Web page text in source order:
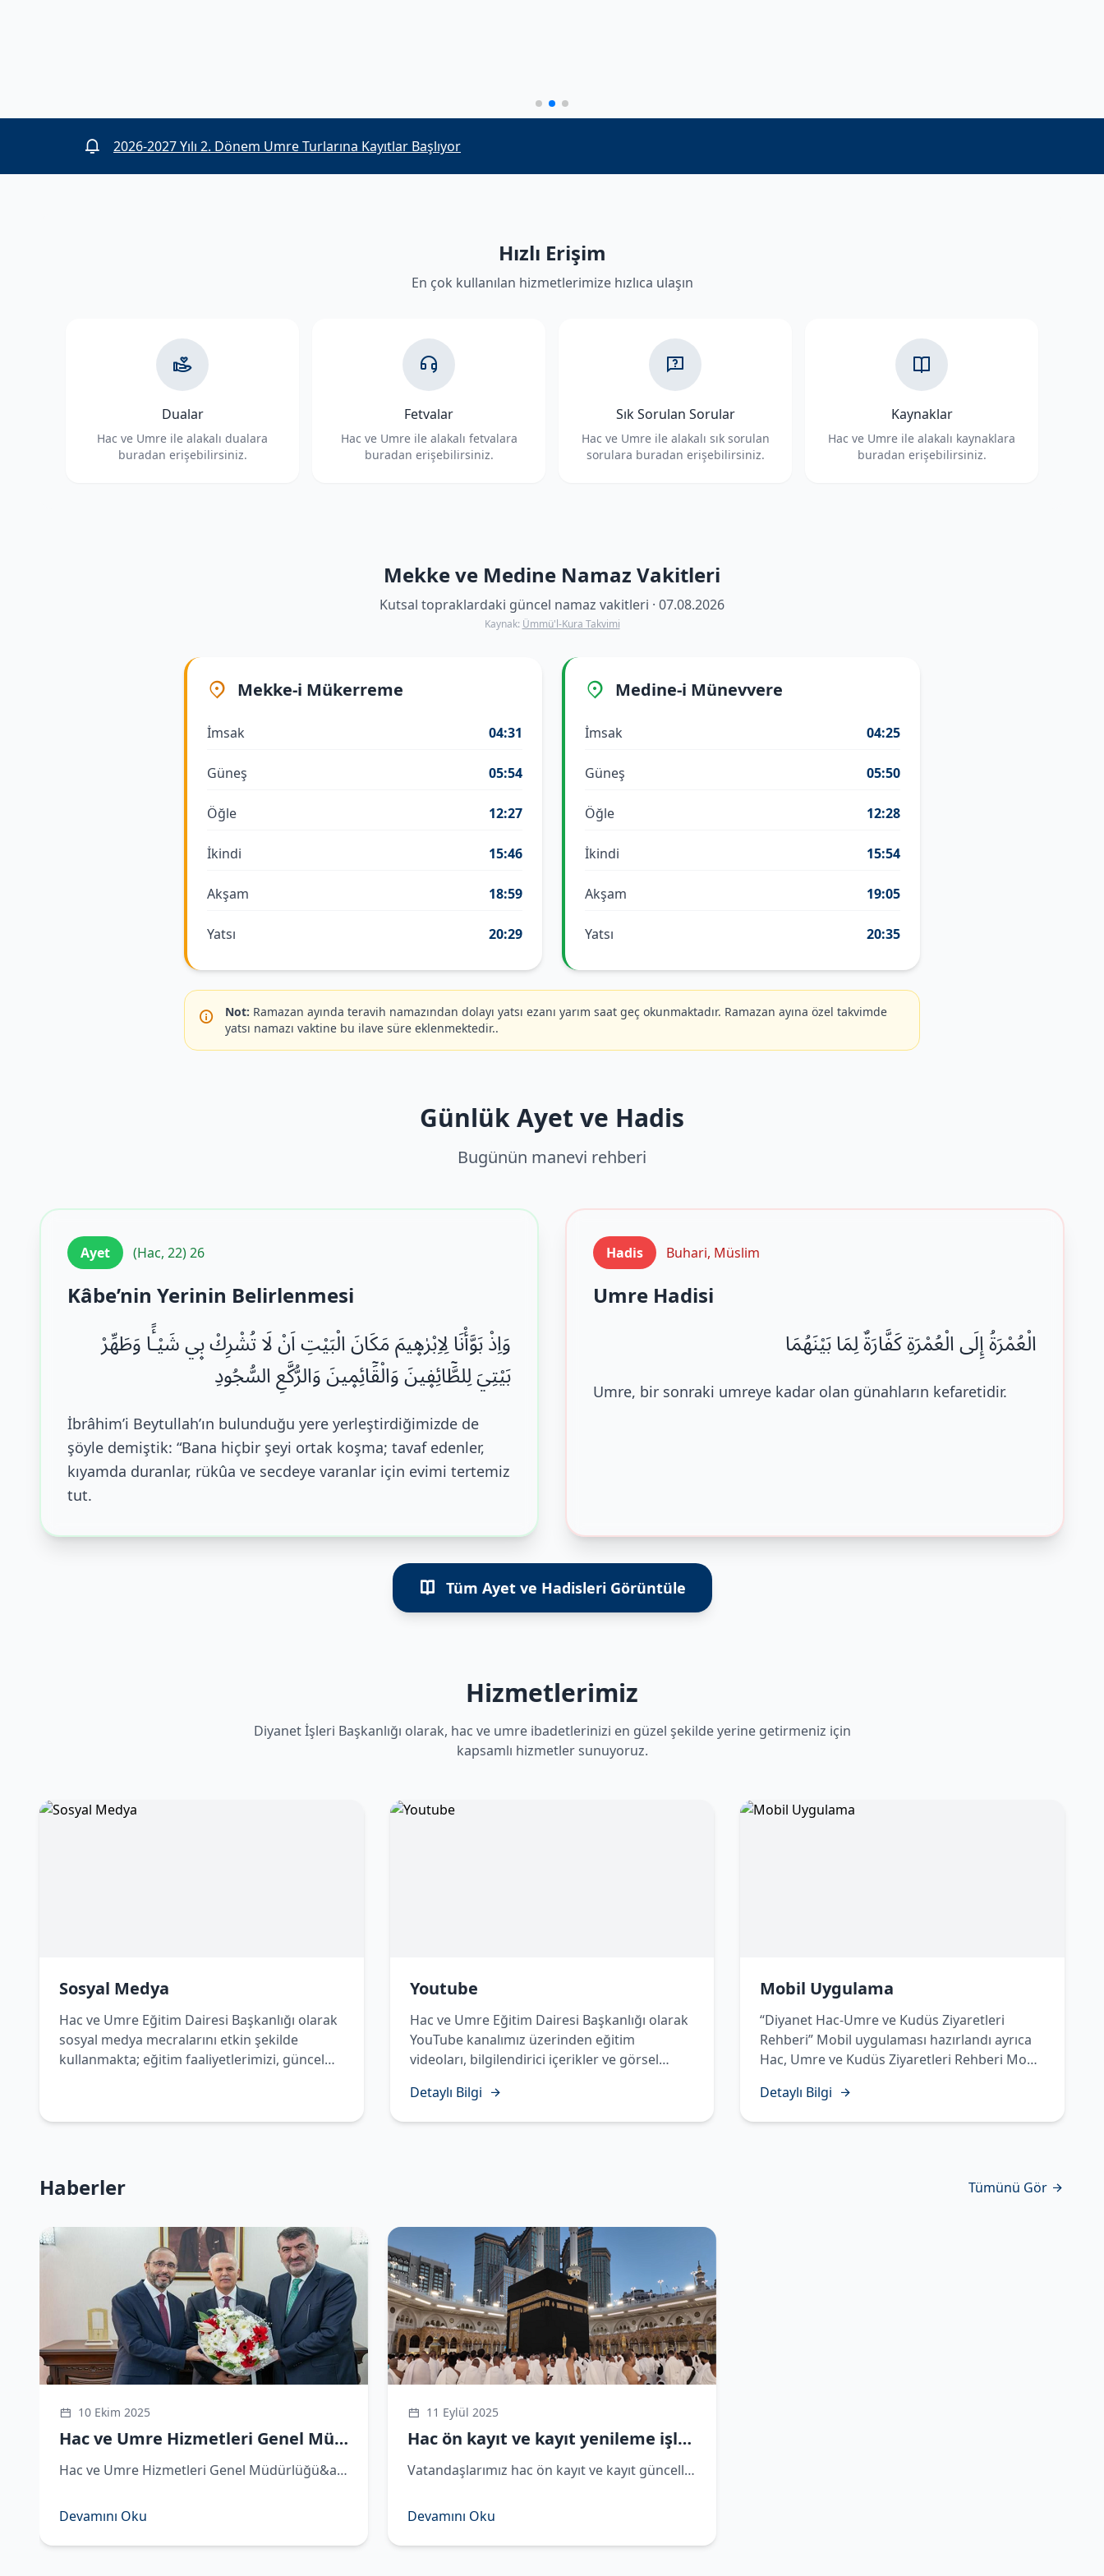
2025-2026 umre organizasyonunda görev alacak personelin mülakat sonuçları açıklandı
Hızlı Erişim
En çok kullanılan hizmetlerimize hızlıca ulaşın
Dualar
Hac ve Umre ile alakalı dualara
buradan erişebilirsiniz.
Fetvalar
Hac ve Umre ile alakalı fetvalara
buradan erişebilirsiniz.
Sık Sorulan Sorular
Hac ve Umre ile alakalı sık sorulan
sorulara buradan erişebilirsiniz.
Kaynaklar
Hac ve Umre ile alakalı kaynaklara
buradan erişebilirsiniz.
Mekke ve Medine Namaz Vakitleri
Kutsal topraklardaki güncel namaz vakitleri · 07.08.2026
Kaynak: Ümmü'l-Kura Takvimi
Mekke-i Mükerreme
İmsak 04:31
Güneş 05:54
Öğle 12:27
İkindi 15:46
Akşam 18:59
Yatsı 20:29
Medine-i Münevvere
İmsak 04:25
Güneş 05:50
Öğle 12:28
İkindi 15:54
Akşam 19:05
Yatsı 20:35
Not: Ramazan ayında teravih namazından dolayı yatsı ezanı yarım saat geç okunmaktadır. Ramazan ayına özel takvimde
yatsı namazı vaktine bu ilave süre eklenmektedir..
Günlük Ayet ve Hadis
Bugünün manevi rehberi
Ayet (Hac, 22) 26
Kâbe’nin Yerinin Belirlenmesi
وَاِذْ بَوَّأْنَا لِاِبْرٰه۪يمَ مَكَانَ الْبَيْتِ اَنْ لَا تُشْرِكْ ب۪ي شَيْـًٔا وَطَهِّرْ
بَيْتِيَ لِلطَّٓائِف۪ينَ وَالْقَٓائِم۪ينَ وَالرُّكَّعِ السُّجُودِ
İbrâhim’i Beytullah’ın bulunduğu yere yerleştirdiğimizde de
şöyle demiştik: “Bana hiçbir şeyi ortak koşma; tavaf edenler,
kıyamda duranlar, rükûa ve secdeye varanlar için evimi tertemiz
tut.
Hadis Buhari, Müslim
Umre Hadisi
الْعُمْرَةُ إِلَى الْعُمْرَةِ كَفَّارَةٌ لِمَا بَيْنَهُمَا
Umre, bir sonraki umreye kadar olan günahların kefaretidir.
Tüm Ayet ve Hadisleri Görüntüle
Hizmetlerimiz
Diyanet İşleri Başkanlığı olarak, hac ve umre ibadetlerinizi en güzel şekilde yerine getirmeniz için
kapsamlı hizmetler sunuyoruz.
Sosyal Medya
Hac ve Umre Eğitim Dairesi Başkanlığı olarak
sosyal medya mecralarını etkin şekilde
kullanmakta; eğitim faaliyetlerimizi, güncel
vatandaşlarımızla paylaşmaktayız. Bizleri
Umre yolculuğunuza dair doğru ve güncel
bilgilere kolaylıkla ulaşabilirsiniz.
Sosyal Medya Hesaplarımız
https://x.com/hacveumredib
https://www.instagram.com/hacveumredib
https://www.facebook.com/hacveumredib
https://sosyal.teknofest.app/@hacveumredib
https://www.youtube.com/@hacveumredib
Youtube
Hac ve Umre Eğitim Dairesi Başkanlığı olarak
YouTube kanalımız üzerinden eğitim
videoları, bilgilendirici içerikler ve görsel
Hac ve Umre ibadetlerine en doğru şekilde
hazırlanmalarını desteklemekteyiz. Kanalımızı
Detaylı Bilgi
Mobil Uygulama
“Diyanet Hac-Umre ve Kudüs Ziyaretleri
Rehberi” Mobil uygulaması hazırlandı ayrıca
Hac, Umre ve Kudüs Ziyaretleri Rehberi Mobil
sesli, görüntülü ve işaret diliyle hazırlanarak
vatandaşlarımızın istifadesine sunuldu.
Detaylı Bilgi
Haberler Tümünü Gör
10 Ekim 2025
Hac ve Umre Hizmetleri Genel Müdürü Demirhan göreve başladı
Hac ve Umre Hizmetleri Genel Müdürlüğü&amp;#039;ne atanan Hüseyin Demirhan görevi Remzi Bircan&amp;#039;dan devraldı. ​Hac ve Umre Hizmetleri Genel Müdürlüğü&amp;#039;ne atanan Hüseyin Demirhan, Diyanet İşleri Başkanlığı&amp;#039;nda d
Devamını Oku
11 Eylül 2025
Hac ön kayıt ve kayıt yenileme işlemleri devam ediyor
​Vatandaşlarımız hac ön kayıt ve kayıt güncelleme işlemlerini, 5 Eylül 2025 tarihine kadar e-Devlet üzerinden yapabilecekler.
Devamını Oku